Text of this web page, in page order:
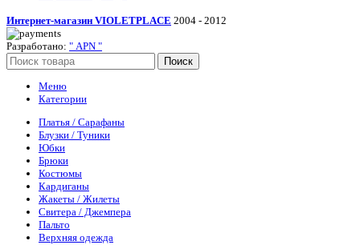
Интернет-магазин VIOLETPLAСE 2004 - 2012
Разработано: " APN "
Поиск
Меню
Категории
Платья / Сарафаны
Блузки / Туники
Юбки
Брюки
Костюмы
Кардиганы
Жакеты / Жилеты
Свитера / Джемпера
Пальто
Верхняя одежда